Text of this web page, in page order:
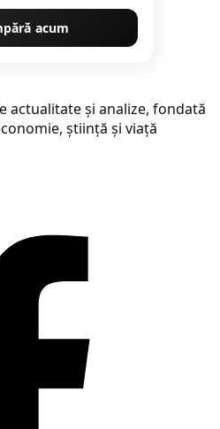
acum
actualitate și analize, fondată
știință și viață